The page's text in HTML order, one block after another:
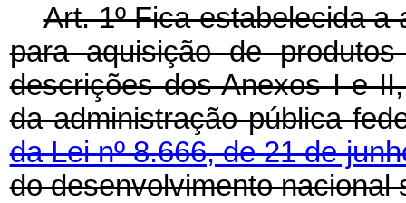
Art. 1º Fica estabelecida
para aquisição de
descrições dos Anexos I e
da administração pública
da Lei nº 8.666, de 21 de
do desenvolvimento nacional